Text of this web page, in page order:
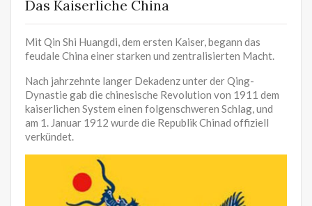
Das Kaiserliche China
Mit Qin Shi Huangdi, dem ersten Kaiser, begann das
feudale China einer starken und zentralisierten Macht.
Nach jahrzehnte langer Dekadenz unter der Qing-
Dynastie gab die chinesische Revolution von 1911 dem
kaiserlichen System einen folgenschweren Schlag, und
am 1. Januar 1912 wurde die Republik Chinad offiziell
verkündet.